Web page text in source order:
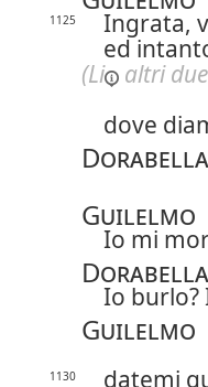
1125
Ingrata,
ed
(Li
altri
dove
Dorabella
Guilelmo
Io mi
Dorabella
Io burlo?
Guilelmo
1130
datemi